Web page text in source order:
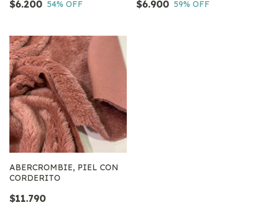
$6.200 54% OFF $6.900 59% OFF
ABERCROMBIE, PIEL CON
CORDERITO
$11.790